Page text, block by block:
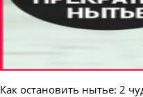
Как остановить нытье: 2